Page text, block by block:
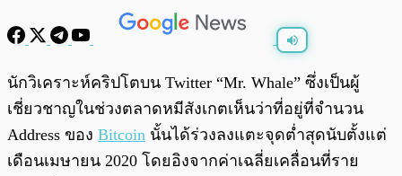
พร้อมเล่น 0:00 / 0:00
นักวิเคราะห์คริปโตบน Twitter “Mr. Whale” ซึ่งเป็นผู้
เชี่ยวชาญในช่วงตลาดหมีสังเกตเห็นว่าที่อยู่ที่จำนวน
Address ของ Bitcoin นั้นได้ร่วงลงแตะจุดต่ำสุดนับตั้งแต่
เดือนเมษายน 2020 โดยอิงจากค่าเฉลี่ยเคลื่อนที่ราย